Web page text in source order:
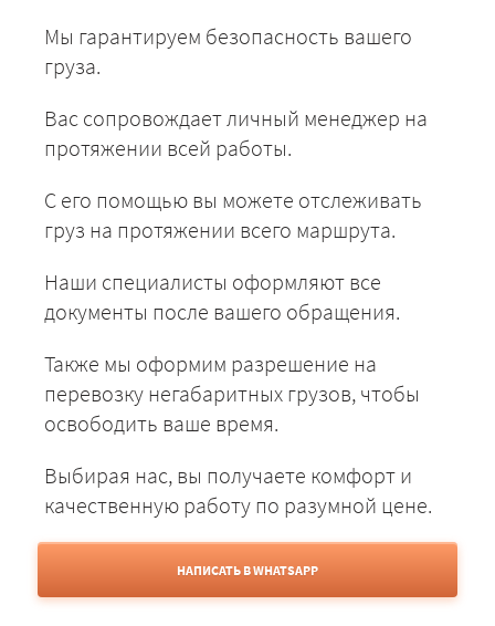
Мы гарантируем безопасность вашего
груза.
Вас сопровождает личный менеджер на
протяжении всей работы.
С его помощью вы можете отслеживать
груз на протяжении всего маршрута.
Наши специалисты оформляют все
документы после вашего обращения.
Также мы оформим разрешение на
перевозку негабаритных грузов, чтобы
освободить ваше время.
Выбирая нас, вы получаете комфорт и
качественную работу по разумной цене.
НАПИСАТЬ В WHATSAPP